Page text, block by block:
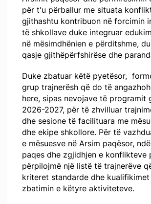
për t'u përballur me situata
gjithashtu kontribuon në forcimin
të shkollave duke integruar
në mësimdhënien e përditshme,
qasje gjithëpërfshirëse dhe
Duke zbatuar këtë pyetësor,
grup trajnerësh që do të
here, sipas nevojave të programit
2026-2027, për të zhvilluar
dhe sesione të facilituara me
dhe ekipe shkollore. Për të
e mësuesve në Arsim paqësor,
paqes dhe zgjidhjen e konflikteve
përpilojmë një listë të trajnerëve
kriteret standarde dhe
zbatimin e këtyre aktiviteteve.